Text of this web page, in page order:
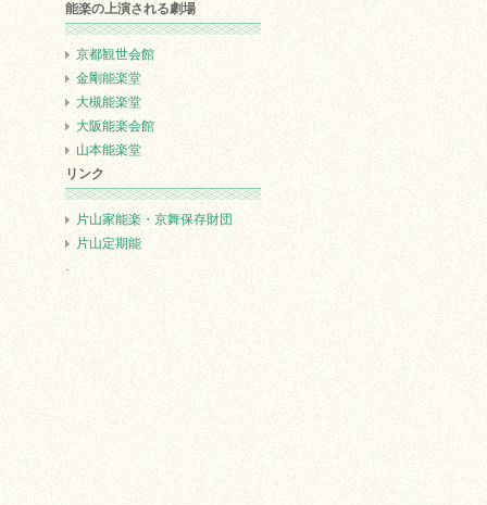
能楽の上演される劇場
京都観世会館
金剛能楽堂
大槻能楽堂
大阪能楽会館
山本能楽堂
リンク
片山家能楽・京舞保存財団
片山定期能
.